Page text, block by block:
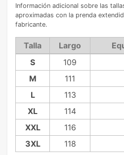
Información adicional sobre las
aproximadas con la prenda
fabricante.
Talla Largo
S
109
M
111
L
113
XL
114
XXL
116
3XL
118